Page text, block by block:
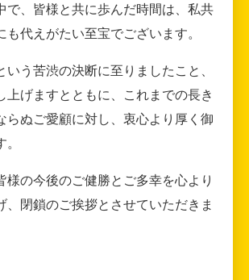
で、皆様と共に歩んだ時間は、私共
も代えがたい至宝でございます。
いう苦渋の決断に至りましたこと、
上げますとともに、これまでの長き
らぬご愛顧に対し、衷心より厚く御
様の今後のご健勝とご多幸を心より
、閉鎖のご挨拶とさせていただきま